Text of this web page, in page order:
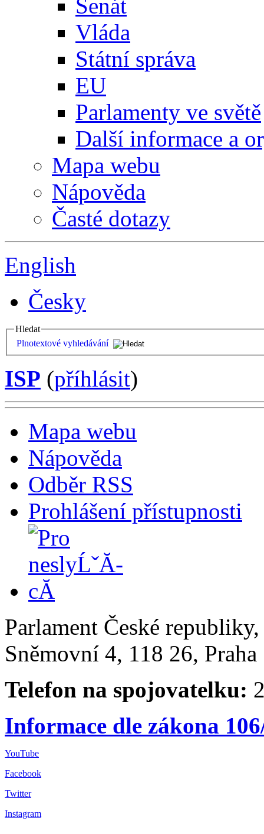
Senát
Vláda
Státní správa
EU
Parlamenty ve světě
Další informace a
Mapa webu
Nápověda
Časté dotazy
English
Česky
Hledat
Plnotextové vyhledávání
ISP (příhlásit)
Mapa webu
Nápověda
Odběr RSS
Prohlášení přístupnosti
Parlament České
Sněmovní 4, 118 26,
Telefon na spojovatelku:
Informace dle zákona
YouTube
Facebook
Twitter
Instagram